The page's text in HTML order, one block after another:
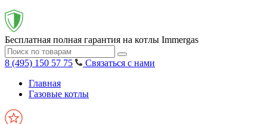
Бесплатная полная гарантия на котлы Immergas
8 (495) 150 57 75
Связаться с нами
Главная
Газовые котлы